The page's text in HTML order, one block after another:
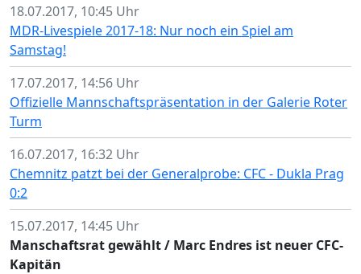
18.07.2017, 10:45 Uhr
MDR-Livespiele 2017-18: Nur noch ein Spiel am
Samstag!
17.07.2017, 14:56 Uhr
Offizielle Mannschaftspräsentation in der Galerie Roter
Turm
16.07.2017, 16:32 Uhr
Chemnitz patzt bei der Generalprobe: CFC - Dukla Prag
0:2
15.07.2017, 14:45 Uhr
Manschaftsrat gewählt / Marc Endres ist neuer CFC-
Kapitän